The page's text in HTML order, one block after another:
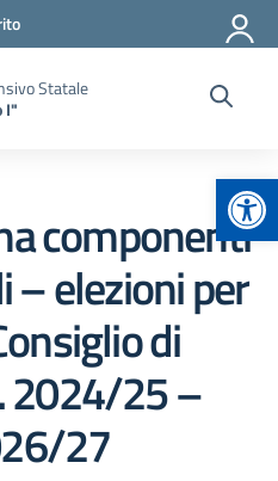
Statale
I"
componenti
– elezioni per
di
2024/25 –
27